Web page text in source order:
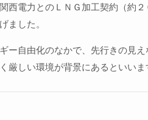
西電力とのＬＮＧ加工契約（約
ました。
ー自由化のなかで、先行きの見え
厳しい環境が背景にあるといいま